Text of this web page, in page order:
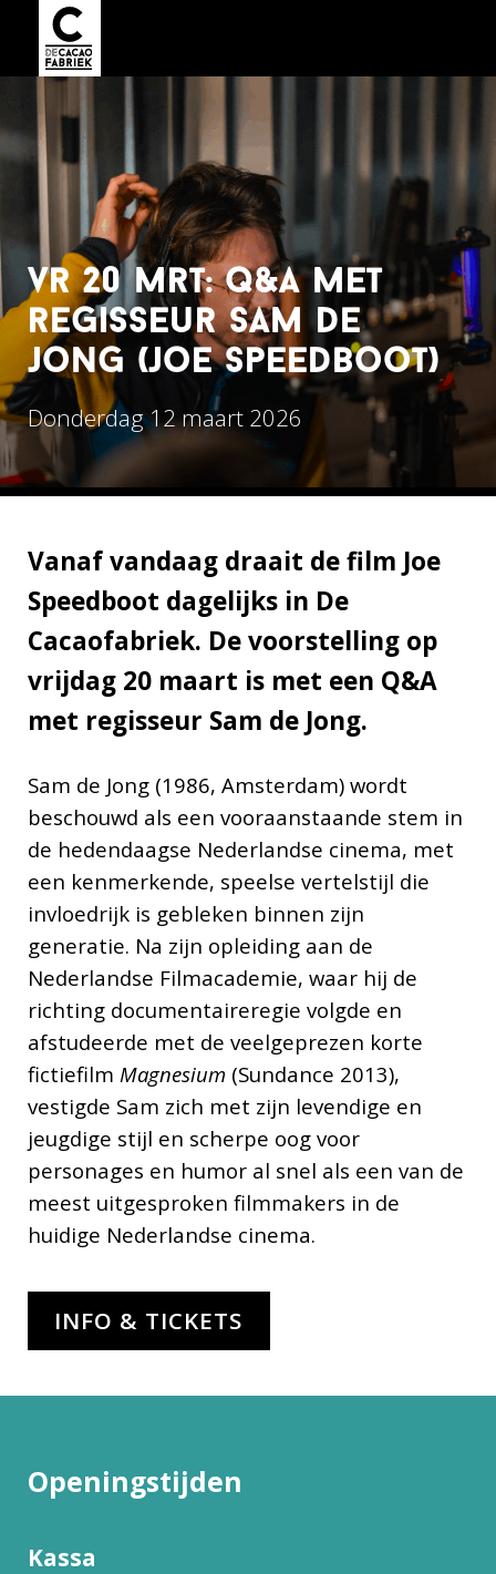
vr 20 mrt: q&a met
regisseur sam de
jong (joe speedboot)
Donderdag 12 maart 2026
Vanaf vandaag draait de film Joe
Speedboot dagelijks in De
Cacaofabriek. De voorstelling op
vrijdag 20 maart is met een Q&A
met regisseur Sam de Jong.
Sam de Jong (1986, Amsterdam) wordt
beschouwd als een vooraanstaande stem in
de hedendaagse Nederlandse cinema, met
een kenmerkende, speelse vertelstijl die
invloedrijk is gebleken binnen zijn
generatie. Na zijn opleiding aan de
Nederlandse Filmacademie, waar hij de
richting documentaireregie volgde en
afstudeerde met de veelgeprezen korte
fictiefilm Magnesium (Sundance 2013),
vestigde Sam zich met zijn levendige en
jeugdige stijl en scherpe oog voor
personages en humor al snel als een van de
meest uitgesproken filmmakers in de
huidige Nederlandse cinema.
INFO & TICKETS
Openingstijden
Kassa